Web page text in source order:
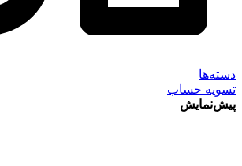
دسته‌ها
تسویه حساب
پیش‌نمایش